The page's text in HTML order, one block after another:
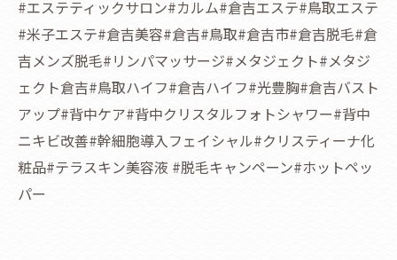
#エステティックサロン#カルム#倉吉エステ#鳥取エステ
#米子エステ#倉吉美容#倉吉#鳥取#倉吉市#倉吉脱毛#倉
吉メンズ脱毛#リンパマッサージ#メタジェクト#メタジ
ェクト倉吉#鳥取ハイフ#倉吉ハイフ#光豊胸#倉吉バスト
アップ#背中ケア#背中クリスタルフォトシャワー#背中
ニキビ改善#幹細胞導入フェイシャル#クリスティーナ化
粧品#テラスキン美容液 #脱毛キャンペーン#ホットペッ
パー